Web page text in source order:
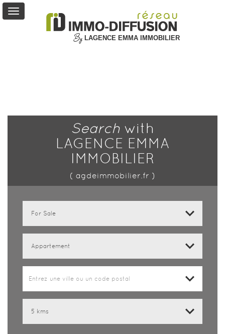
By LAGENCE EMMA IMMOBILIER
us
Search with
LAGENCE EMMA
IMMOBILIER
( agdeimmobilier.fr )
Entrez une ville ou un code postal